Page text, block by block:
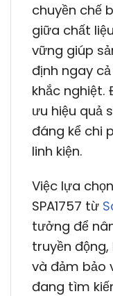
chuyền chế
giữa chất
vững giúp
định ngay
khắc nghiệt.
ưu hiệu quả
đáng kể chi
linh kiện.
Việc lựa
SPA1757 từ
tưởng để
truyền
và đảm bảo
đang tìm